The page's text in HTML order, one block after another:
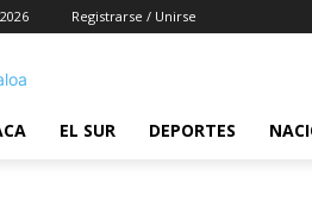
Registrarse / Unirse
EL SUR DEPORTES